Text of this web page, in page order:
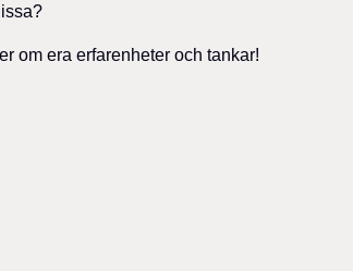
om era erfarenheter och tankar!